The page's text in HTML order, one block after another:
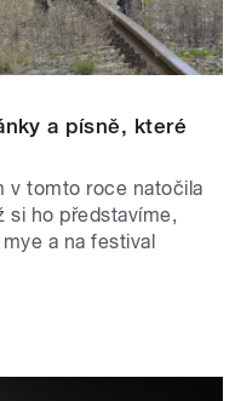
a písně, které
v tomto roce natočila
si ho představíme,
a na festival